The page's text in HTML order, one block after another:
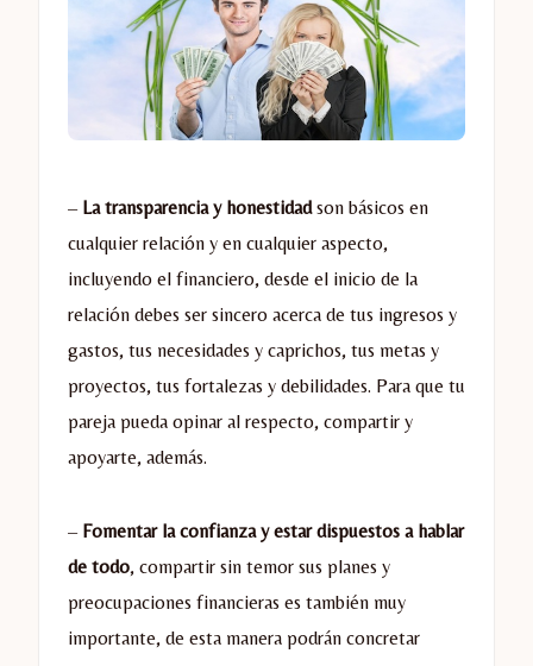
– La transparencia y honestidadson básicos en
cualquier relación y en cualquier aspecto,
incluyendo el financiero, desde el inicio de la
relación debes ser sincero acerca de tus ingresos y
gastos, tus necesidades y caprichos, tus metas y
proyectos, tus fortalezas y debilidades. Para que tu
pareja pueda opinar al respecto, compartir y
apoyarte, además.
– Fomentar la confianza y estar dispuestos a hablar
de todo, compartir sin temor sus planes y
preocupaciones financieras es también muy
importante, de esta manera podrán concretar